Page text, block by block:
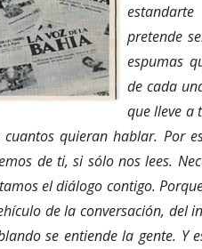
pretende
espumas
de cada
que lleve a
quieran hablar. Por
de ti, si sólo nos lees.
el diálogo contigo.
de la conversación, del
se entiende la gente. Y